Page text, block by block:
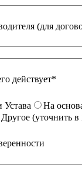
(для
действует*
Устава
На
Другое (уточнить